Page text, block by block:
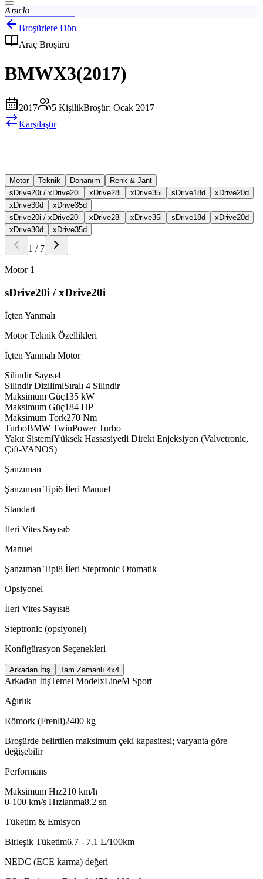
Araclo
Broşürlere Dön
Araç Broşürü
BMWX3(2017)
2017 5 KişilikBroşür: Ocak 2017
Karşılaştır
Motor Teknik Donanım
Renk & Jant
sDrive20i / xDrive20i
xDrive28i xDrive35i sDrive18d
xDrive20d
xDrive30d
xDrive35d
sDrive20i / xDrive20i
xDrive28i xDrive35i sDrive18d
xDrive20d
xDrive30d
xDrive35d
1 / 7
Motor 1
sDrive20i / xDrive20i
İçten Yanmalı
Motor Teknik Özellikleri
İçten Yanmalı Motor
Silindir Sayısı4
Silindir DizilimiSıralı 4 Silindir
Maksimum Güç135 kW
Maksimum Güç184 HP
Maksimum Tork270 Nm
TurboBMW TwinPower Turbo
Yakıt SistemiYüksek Hassasiyetli Direkt Enjeksiyon (Valvetronic,
Çift-VANOS)
Şanzıman
Şanzıman Tipi6 İleri Manuel
Standart
İleri Vites Sayısı6
Manuel
Şanzıman Tipi8 İleri Steptronic Otomatik
Opsiyonel
İleri Vites Sayısı8
Steptronic (opsiyonel)
Konfigürasyon Seçenekleri
Arkadan İtiş Tam Zamanlı 4x4
Arkadan İtişTemel ModelxLineM Sport
Ağırlık
Römork (Frenli)2400 kg
Broşürde belirtilen maksimum çeki kapasitesi; varyanta göre
değişebilir
Performans
Maksimum Hız210 km/h
0-100 km/s Hızlanma8.2 sn
Tüketim & Emisyon
Birleşik Tüketim6.7 - 7.1 L/100km
NEDC (ECE karma) değeri